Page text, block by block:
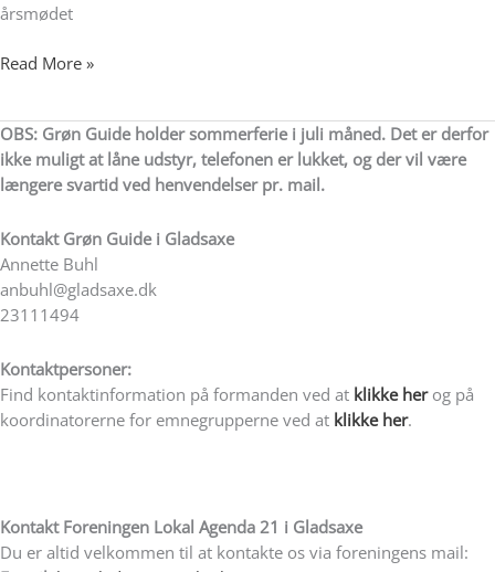
årsmødet
Read More »
OBS: Grøn Guide holder sommerferie i juli måned. Det er derfor
ikke muligt at låne udstyr, telefonen er lukket, og der vil være
længere svartid ved henvendelser pr. mail.
Kontakt Grøn Guide i Gladsaxe
Annette Buhl
anbuhl@gladsaxe.dk
23111494
Kontaktpersoner:
Find kontaktinformation på formanden ved at klikke herog på
koordinatorerne for emnegrupperne ved at klikke her.
Kontakt Foreningen Lokal Agenda 21 i Gladsaxe
Du er altid velkommen til at kontakte os via foreningens mail: